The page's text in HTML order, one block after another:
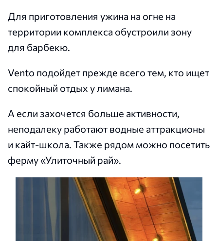
Для приготовления ужина на огне на
территории комплекса обустроили зону
для барбекю.
Vento подойдет прежде всего тем, кто ищет
спокойный отдых у лимана.
А если захочется больше активности,
неподалеку работают водные аттракционы
и кайт-школа. Также рядом можно посетить
ферму «Улиточный рай».